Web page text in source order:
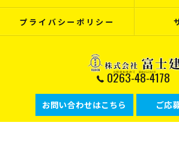
0263-48-4178
お問い合わせはこちら ご応
プライバシーポリシー
© 2026 長野県松本市で建設の求人なら株式会社富士建